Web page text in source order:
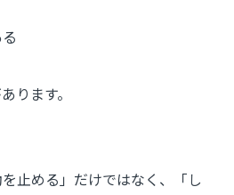
ります。
を止める」だけではなく、「し